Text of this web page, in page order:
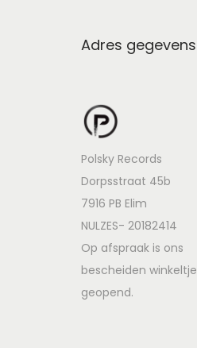
Adres gegevens
Polsky Records
Dorpsstraat 45b
7916 PB Elim
NULZES- 20182414
Op afspraak is ons
bescheiden winkeltje
geopend.